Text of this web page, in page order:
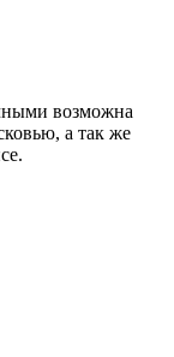
возможна
а так же